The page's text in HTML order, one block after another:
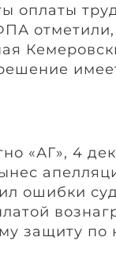
оплаты
отметили,
«АГ», 4
ошибки
защиту по